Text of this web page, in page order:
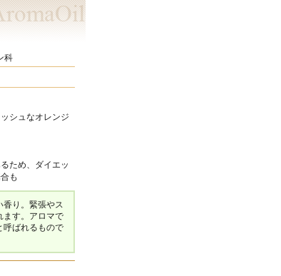
科
シュなオレンジ
ため、ダイエッ
も
香り。緊張やス
ます。アロマで
呼ばれるもので